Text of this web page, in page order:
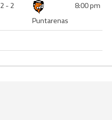
2 - 2
Puntarenas
8:00 pm